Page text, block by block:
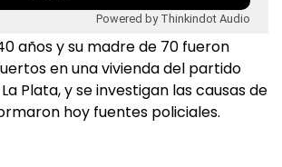
Powered by Thinkindot Audio
años y su madre de 70 fueron
en una vivienda del partido
Plata, y se investigan las causas de
hoy fuentes policiales.